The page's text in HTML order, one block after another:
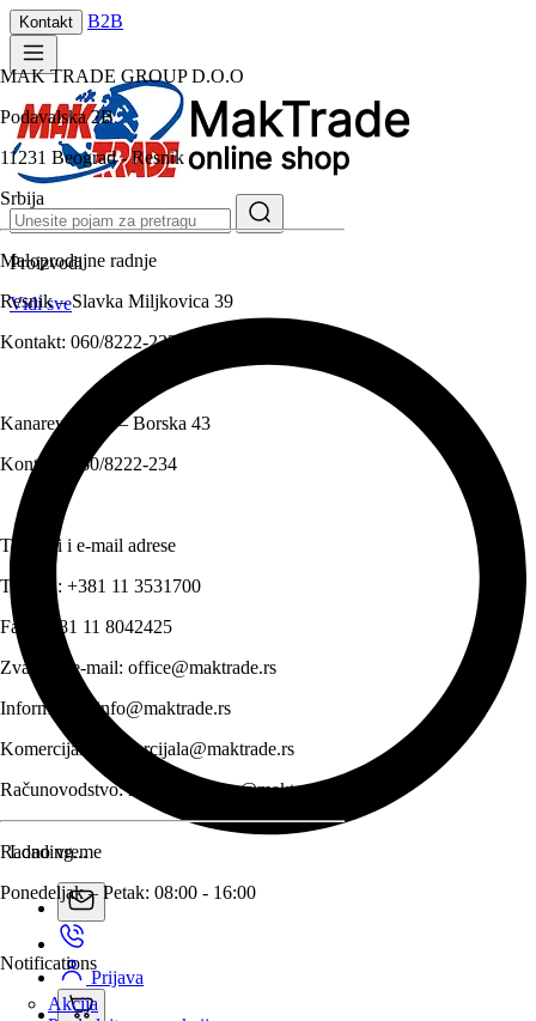
Kontakt
MAK TRADE GROUP D.O.O
Podavalska 2B
11231 Beograd - Resnik
Srbija
Maloprodajne radnje
Resnik – Slavka Miljkovica 39
Kontakt: 060/8222-233
Kanarevo brdo – Borska 43
Kontakt:
060/8222-234
Telefoni i e-mail adrese
Telefon: +381 11 3531700
Fax:
+381 11 8042425
Zvanični e-mail: office@maktrade.rs
Informacije:
info@maktrade.rs
Komercijala:
komercijala@maktrade.rs
Računovodstvo:racunovodstvo@maktrade.rs
Radno vreme
Ponedeljak – Petak: 08:00 - 16:00
B2B
Proizvodi
Vidi sve
Loading...
Notifications
Akcija
Prijava